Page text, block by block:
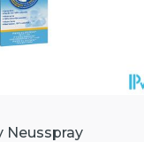
Neusspray